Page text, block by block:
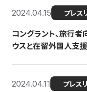
2024.04.15 プレス
コングラント、旅行
ウスと在留外国人支
2024.04.11 プレス